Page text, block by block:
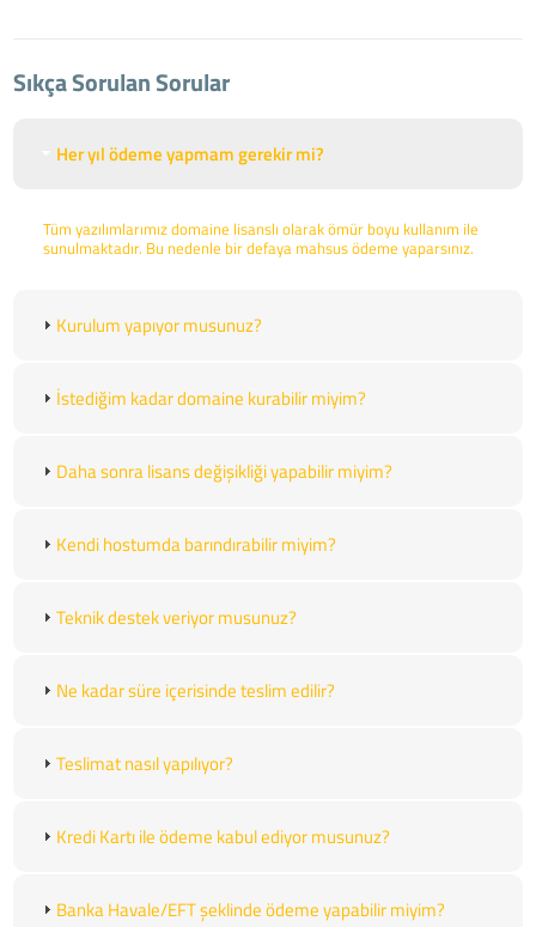
Sıkça Sorulan Sorular
Her yıl ödeme yapmam gerekir mi?
Tüm yazılımlarımız domaine lisanslı olarak ömür boyu kullanım ile
sunulmaktadır. Bu nedenle bir defaya mahsus ödeme yaparsınız.
Kurulum yapıyor musunuz?
İstediğim kadar domaine kurabilir miyim?
Daha sonra lisans değişikliği yapabilir miyim?
Kendi hostumda barındırabilir miyim?
Teknik destek veriyor musunuz?
Ne kadar süre içerisinde teslim edilir?
Teslimat nasıl yapılıyor?
Kredi Kartı ile ödeme kabul ediyor musunuz?
Banka Havale/EFT şeklinde ödeme yapabilir miyim?